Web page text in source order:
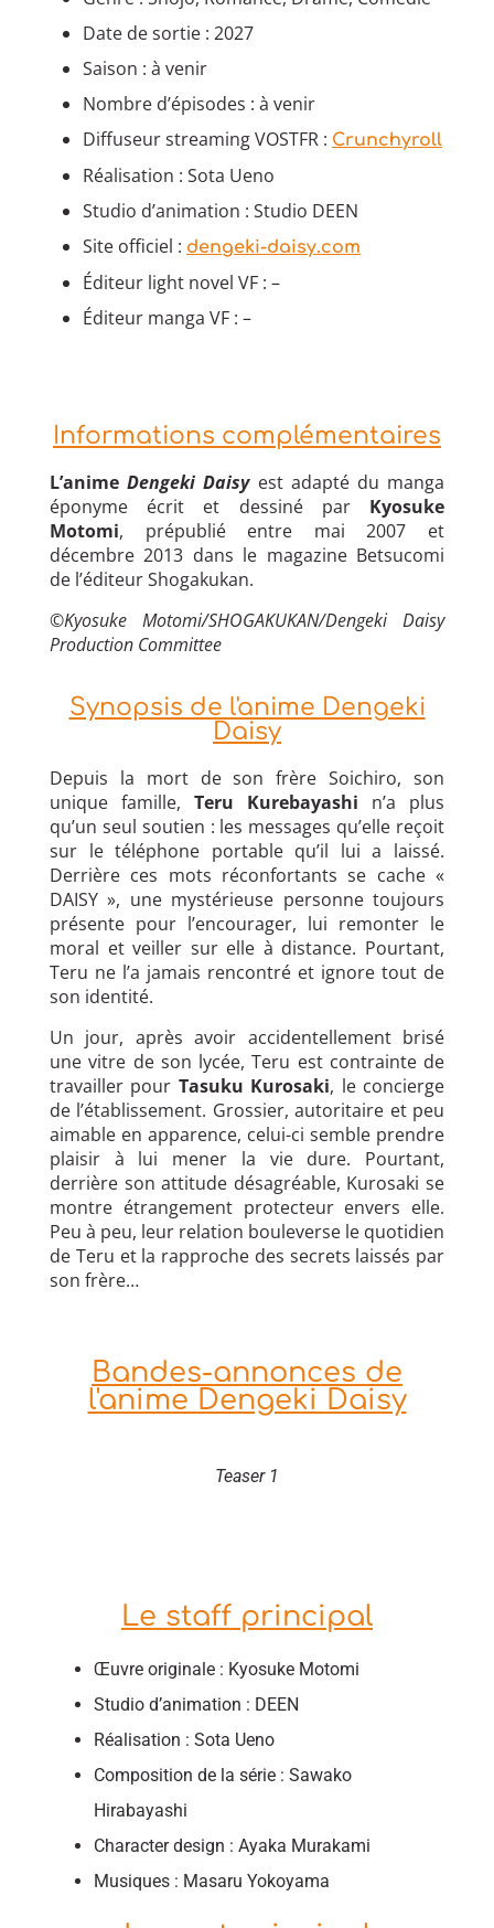
Date de sortie : 2027
Saison : à venir
Nombre d’épisodes : à venir
Diffuseur streaming VOSTFR : Crunchyroll
Réalisation : Sota Ueno
Studio d’animation : Studio DEEN
Site officiel : dengeki-daisy.com
Éditeur light novel VF : –
Éditeur manga VF : –
Informations complémentaires
L’animeDengeki Daisy est adapté du manga
éponyme écrit et dessiné par Kyosuke
Motomi, prépublié entre mai 2007 et
décembre 2013 dans le magazine Betsucomi
de l’éditeur Shogakukan.
©Kyosuke Motomi/SHOGAKUKAN/Dengeki Daisy
Production Committee
Synopsis de l'anime Dengeki
Daisy
Depuis la mort de son frère Soichiro, son
unique famille, Teru Kurebayashi n’a plus
qu’un seul soutien : les messages qu’elle reçoit
sur le téléphone portable qu’il lui a laissé.
Derrière ces mots réconfortants se cache «
DAISY », une mystérieuse personne toujours
présente pour l’encourager, lui remonter le
moral et veiller sur elle à distance. Pourtant,
Teru ne l’a jamais rencontré et ignore tout de
son identité.
Un jour, après avoir accidentellement brisé
une vitre de son lycée, Teru est contrainte de
travailler pour Tasuku Kurosaki, le concierge
de l’établissement. Grossier, autoritaire et peu
aimable en apparence, celui-ci semble prendre
plaisir à lui mener la vie dure. Pourtant,
derrière son attitude désagréable, Kurosaki se
montre étrangement protecteur envers elle.
Peu à peu, leur relation bouleverse le quotidien
de Teru et la rapproche des secrets laissés par
son frère…
Bandes-annonces de
l'anime Dengeki Daisy
Teaser 1
Le staff principal
Œuvre originale : Kyosuke Motomi
Studio d’animation : DEEN
Réalisation : Sota Ueno
Composition de la série : Sawako
Hirabayashi
Character design : Ayaka Murakami
Musiques : Masaru Yokoyama